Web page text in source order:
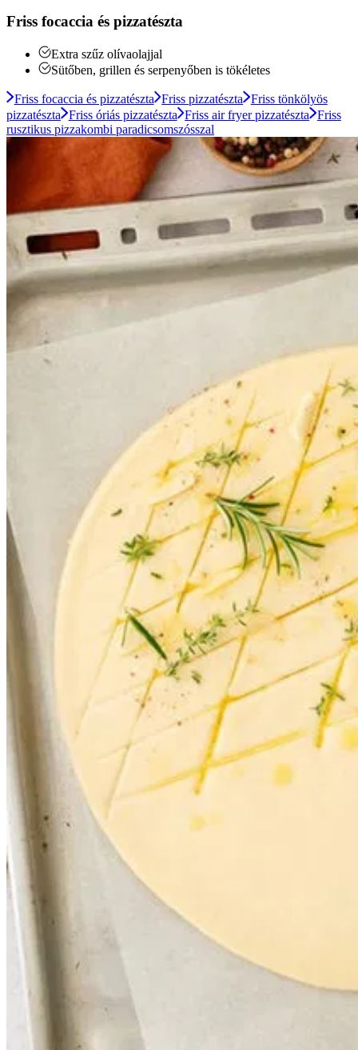
Friss focaccia és pizzatészta
Extra szűz olívaolajjal
Sütőben, grillen és serpenyőben is tökéletes
Friss focaccia és pizzatészta Friss pizzatészta Friss tönkölyös
pizzatészta
Friss óriás pizzatészta Friss air fryer pizzatészta Friss
rusztikus pizzakombi paradicsomszósszal